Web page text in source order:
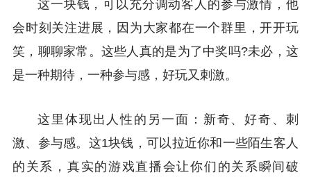
这一块钱，可以充分调动客人的参与激情，他
会时刻关注进展，因为大家都在一个群里，开开玩
笑，聊聊家常。这些人真的是为了中奖吗?未必，这
是一种期待，一种参与感，好玩又刺激。
这里体现出人性的另一面：新奇、好奇、刺
激、参与感。这1块钱，可以拉近你和一些陌生客人
的关系，真实的游戏直播会让你们的关系瞬间破